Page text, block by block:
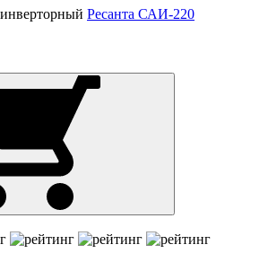
Ресанта САИ-220